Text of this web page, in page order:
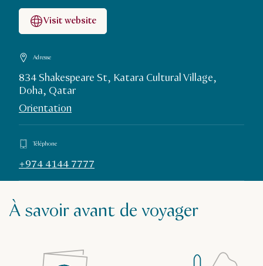
Visit website
Adresse
834 Shakespeare St, Katara Cultural Village,
Doha, Qatar
Orientation
Téléphone
+974 4144 7777
À savoir avant de voyager